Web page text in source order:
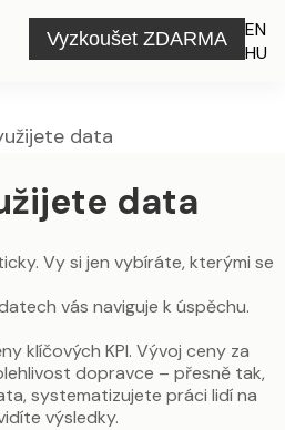
Vyzkoušet ZDARMA
EN
HU
data
data
Vy si jen vybíráte, kterými se
vás naviguje k úspěchu.
klíčových KPI. Vývoj ceny za
dopravce – přesně tak,
systematizujete práci lidí na
výsledky.